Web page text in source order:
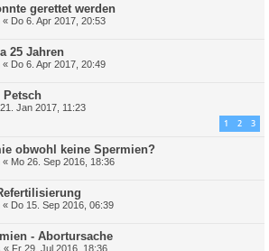
gerettet werden
« Do 6. Apr 2017, 20:53
25 Jahren
« Do 6. Apr 2017, 20:49
Petsch
Jan 2017, 11:23
1 2 3
obwohl keine Spermien?
« Mo 26. Sep 2016, 18:36
« Do 15. Sep 2016, 06:39
- Abortursache
« Fr 29. Jul 2016, 18:36